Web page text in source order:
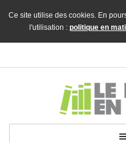
Ce site utilise des cookies. En
l'utilisation : politique en